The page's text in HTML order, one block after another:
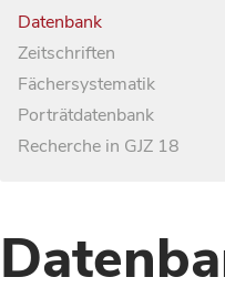
Datenbank
Zeitschriften
Fächersystematik
Porträtdatenbank
Recherche in GJZ 18